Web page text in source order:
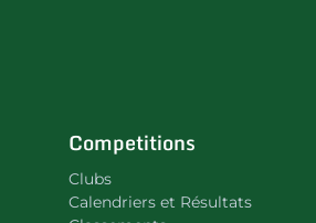
Competitions
Clubs
Calendriers et Résultats